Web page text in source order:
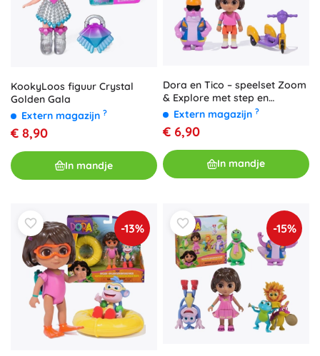
KookyLoos figuur Crystal
Golden Gala
Extern magazijn ?
€ 8,90
In mandje
Dora en Tico – speelset Zoom
& Explore met step en
accessoires
Extern magazijn ?
€ 6,90
In mandje
-13% -15%